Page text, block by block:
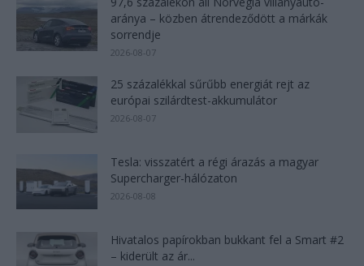
aránya – közben átrendeződött a márkák
sorrendje
2026-08-07
25 százalékkal sűrűbb energiát rejt az
európai szilárdtest-akkumulátor
2026-08-07
Tesla: visszatért a régi árazás a magyar
Supercharger-hálózaton
2026-08-08
Hivatalos papírokban bukkant fel a Smart #2
– kiderült az ár...